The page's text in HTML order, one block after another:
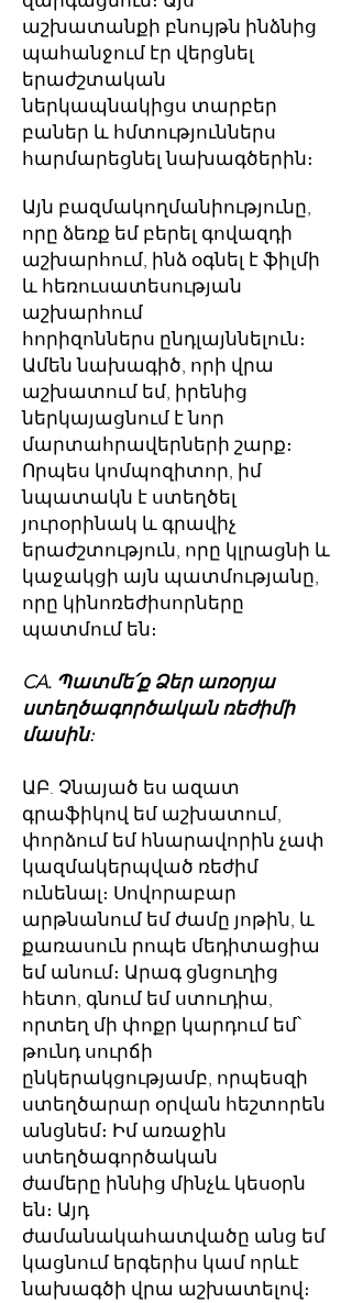
աշխատանքի բնույթն ինձնից
պահանջում էր վերցնել
երաժշտական
ներկապնակիցս տարբեր
բաներ և հմտություններս
հարմարեցնել նախագծերին։
Այն բազմակողմանիությունը,
որը ձեռք եմ բերել գովազդի
աշխարհում, ինձ օգնել է ֆիլմի
և հեռուսատեսության
աշխարհում
հորիզոններս ընդլայննելուն։
Ամեն նախագիծ, որի վրա
աշխատում եմ, իրենից
ներկայացնում է նոր
մարտահրավերների շարք։
Որպես կոմպոզիտոր, իմ
նպատակն է ստեղծել
յուրօրինակ և գրավիչ
երաժշտություն, որը կլրացնի և
կաջակցի այն պատմությանը,
որը կինոռեժիսորները
պատմում են։
CA. Պատմե՛ք Ձեր առօրյա
ստեղծագործական ռեժիմի
մասին:
ԱԲ. Չնայած ես ազատ
գրաֆիկով եմ աշխատում,
փորձում եմ հնարավորին չափ
կազմակերպված ռեժիմ
ունենալ։ Սովորաբար
արթնանում եմ ժամը յոթին, և
քառասուն րոպե մեդիտացիա
եմ անում։ Արագ ցնցուղից
հետո, գնում եմ ստուդիա,
որտեղ մի փոքր կարդում եմ՝
թունդ սուրճի
ընկերակցությամբ, որպեսզի
ստեղծարար օրվան հեշտորեն
անցնեմ։ Իմ առաջին
ստեղծագործական
ժամերը իննից մինչև կեսօրն
են։ Այդ
ժամանակահատվածը անց եմ
կացնում երգերիս կամ որևէ
նախագծի վրա աշխատելով։